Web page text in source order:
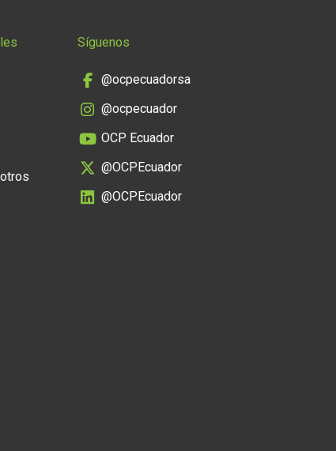
Síguenos
@ocpecuadorsa
@ocpecuador
OCP Ecuador
@OCPEcuador
@OCPEcuador